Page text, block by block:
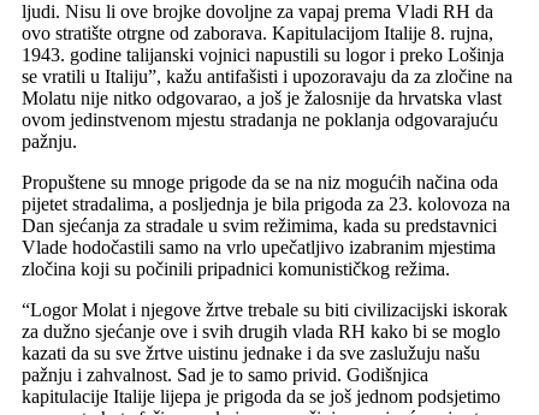
ljudi. Nisu li ove brojke dovoljne za vapaj prema Vladi RH da
ovo stratište otrgne od zaborava. Kapitulacijom Italije 8. rujna,
1943. godine talijanski vojnici napustili su logor i preko Lošinja
se vratili u Italiju”, kažu antifašisti i upozoravaju da za zločine na
Molatu nije nitko odgovarao, a još je žalosnije da hrvatska vlast
ovom jedinstvenom mjestu stradanja ne poklanja odgovarajuću
pažnju.
Propuštene su mnoge prigode da se na niz mogućih načina oda
pijetet stradalima, a posljednja je bila prigoda za 23. kolovoza na
Dan sjećanja za stradale u svim režimima, kada su predstavnici
Vlade hodočastili samo na vrlo upečatljivo izabranim mjestima
zločina koji su počinili pripadnici komunističkog režima.
“Logor Molat i njegove žrtve trebale su biti civilizacijski iskorak
za dužno sjećanje ove i svih drugih vlada RH kako bi se moglo
kazati da su sve žrtve uistinu jednake i da sve zaslužuju našu
pažnju i zahvalnost. Sad je to samo privid. Godišnjica
kapitulacije Italije lijepa je prigoda da se još jednom podsjetimo